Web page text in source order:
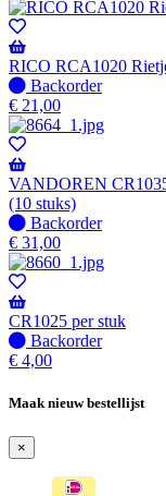
RICO RCA1020
Niet
op
voorraad
-
Wordt
verzonden
wanneer
beschikbaar
Backorder
€ 21,00
VANDOREN
(10 stuks)
Niet
op
voorraad
-
Wordt
verzonden
wanneer
beschikbaar
Backorder
€ 31,00
CR1025 per stuk
Niet
op
-
verzonden
wanneer
beschikbaar
Backorder
€ 4,00
Maak nieuw bestellijst
×